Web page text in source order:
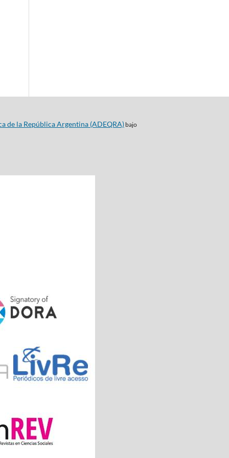
de la República Argentina (ADEQRA)bajo